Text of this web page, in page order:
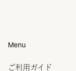
Menu
ご利用ガイド